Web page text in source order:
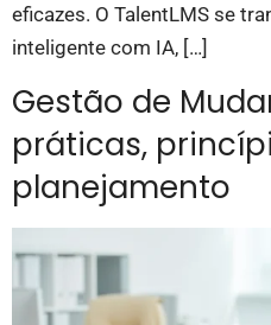
eficazes. O TalentLMS se
inteligente com IA, […]
Gestão de
práticas,
planejamento